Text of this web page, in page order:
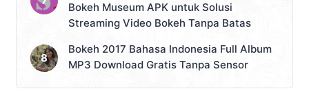
Bokeh Museum APK untuk Solusi
Streaming Video Bokeh Tanpa Batas
Bokeh 2017 Bahasa Indonesia Full Album
MP3 Download Gratis Tanpa Sensor